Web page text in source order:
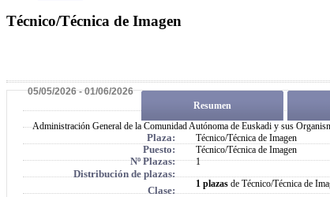
Técnico/Técnica de Imagen
05/05/2026 - 01/06/2026
Resumen
Administración General de la Comunidad Autónoma de Euskadi y sus
Plaza:
Técnico/Técnica de Imagen
Puesto:
Técnico/Técnica de Imagen
Nº Plazas:
1
Distribución de plazas:
1 plazasde Técnico/Técnica de
Clase: